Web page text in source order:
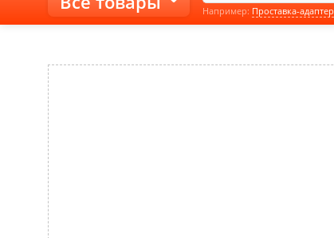
Например: Проставка-адаптер